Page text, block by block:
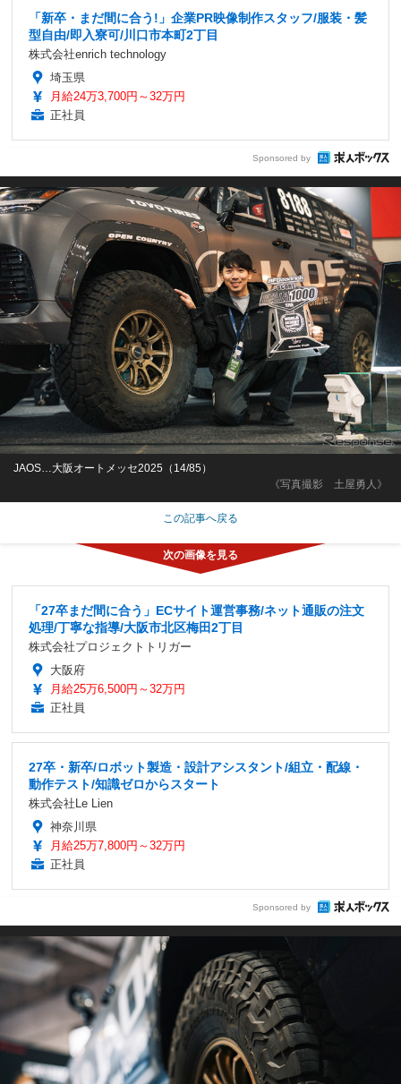
「新卒・まだ間に合う!」企業PR映像制作スタッフ/服装・髪
型自由/即入寮可/川口市本町2丁目
株式会社enrich technology
埼玉県
月給24万3,700円～32万円
正社員
Sponsored by
《写真撮影 土屋勇人》
JAOS…大阪オートメッセ2025（14/85）
この記事へ戻る
「27卒まだ間に合う」ECサイト運営事務/ネット通販の注文
処理/丁寧な指導/大阪市北区梅田2丁目
株式会社プロジェクトトリガー
大阪府
月給25万6,500円～32万円
正社員
27卒・新卒/ロボット製造・設計アシスタント/組立・配線・
動作テスト/知識ゼロからスタート
株式会社Le Lien
神奈川県
月給25万7,800円～32万円
正社員
Sponsored by